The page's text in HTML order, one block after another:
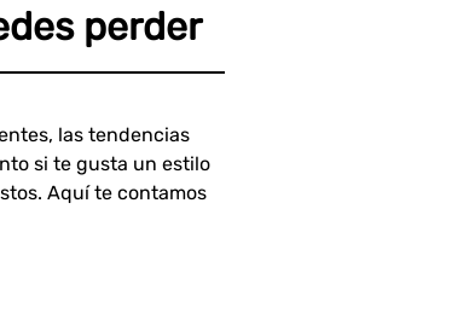
perder
las tendencias
si te gusta un estilo
Aquí te contamos